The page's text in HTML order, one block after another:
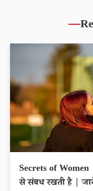
Secrets of Women
से संबध रखती है |